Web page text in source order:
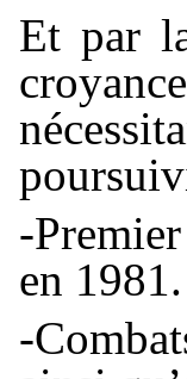
Et par
-
en 1981.
-